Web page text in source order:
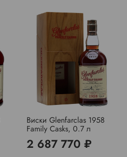
Виски Glenfarclas 1958
Family Casks, 0.7 л
2 687 770 ₽